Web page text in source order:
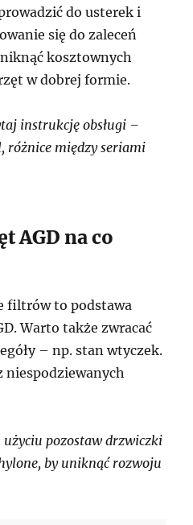
do usterek i
się do zaleceń
kosztownych
w dobrej formie.
instrukcję obsługi –
różnice między seriami
AGD na co
filtrów to podstawa
Warto także zwracać
– np. stan wtyczek.
użyciu pozostaw drzwiczki
by uniknąć rozwoju